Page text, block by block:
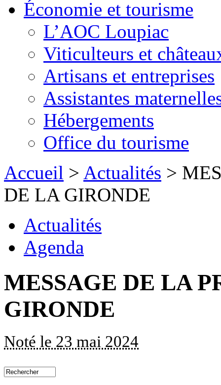
Économie et tourisme
L’AOC Loupiac
Viticulteurs et
Artisans et entreprises
Assistantes
Hébergements
Office du tourisme
Accueil > Actualités >
DE LA GIRONDE
Actualités
Agenda
MESSAGE DE LA
GIRONDE
Noté le 23 mai 2024